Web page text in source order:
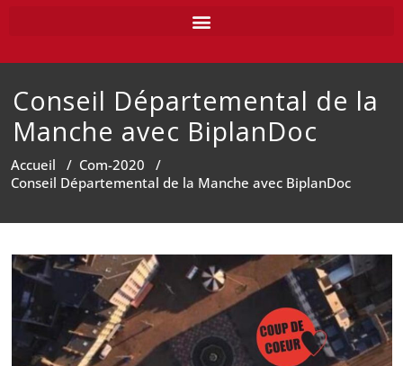
Conseil Départemental de la
Manche avec BiplanDoc
Accueil / Com-2020 /
Conseil Départemental de la Manche avec BiplanDoc